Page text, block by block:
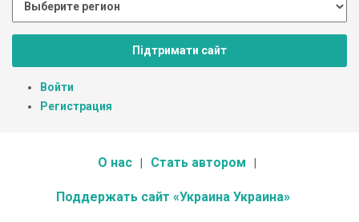
Підтримати сайт
Войти
Регистрация
О нас Стать автором
Поддержать сайт «Украина Украина»